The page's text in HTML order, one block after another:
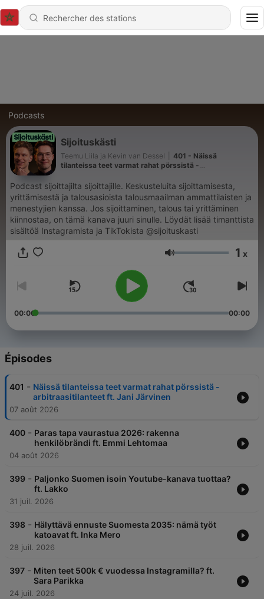
Podcasts
Sijoituskästi
Teemu Liila ja Kevin van Dessel
401 - Näissä
tilanteissa teet varmat rahat pörssistä -
Podcast sijoittajilta sijoittajille. Keskusteluita sijoittamisesta,
yrittämisestä ja talousasioista talousmaailman ammattilaisten ja
menestyjien kanssa. Jos sijoittaminen, talous tai yrittäminen
kiinnostaa, on tämä kanava juuri sinulle. Löydät lisää timanttista
sisältöä Instagramista ja TikTokista @sijoituskasti
Volume 1 x
00:00 00:00
Épisodes
401 - Näissä tilanteissa teet varmat rahat pörssistä -
arbitraasitilanteet ft. Jani Järvinen
07 août 2026
400 - Paras tapa vaurastua 2026: rakenna
henkilöbrändi ft. Emmi Lehtomaa
04 août 2026
399 - Paljonko Suomen isoin Youtube-kanava tuottaa?
ft. Lakko
31 juil. 2026
398 - Hälyttävä ennuste Suomesta 2035: nämä työt
katoavat ft. Inka Mero
28 juil. 2026
397 - Miten teet 500k € vuodessa Instagramilla? ft.
Sara Parikka
24 juil. 2026